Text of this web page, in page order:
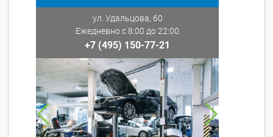
ул. Удальцова, 60
Ежедневно с 8:00 до 22:00
+7 (495) 150-77-21